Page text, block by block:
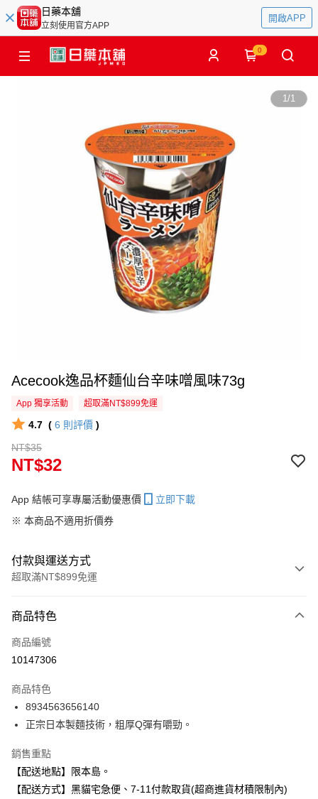
日藥本舖
立刻使用官方APP
開啟APP
0
1/1
Acecook逸品杯麵仙台辛味噌風味73g
App 獨享活動 超取滿NT$899免運
4.7 ( 6 則評價 )
NT$35
NT$32
App 結帳可享專屬活動優惠價
立即下載
※ 本商品不適用折價券
付款與運送方式
超取滿NT$899免運
信用卡一次付款
信用卡分期付款
合作金庫商業銀行
華南商業銀行
上海商業儲蓄銀行
台北富邦商業銀行
臺灣中小企業銀行
匯豐（台灣）商業銀行
聯邦商業銀行
遠東國際商業銀行
LINE Pay
Apple Pay
街口支付
商品特色
商品編號
10147306
商品特色
8934563656140
正宗日本製麵技術，粗厚Q彈有嚼勁。
銷售重點
【配送地點】限本島。
【配送方式】黑貓宅急便、7-11付款取貨(超商進貨材積限制內)